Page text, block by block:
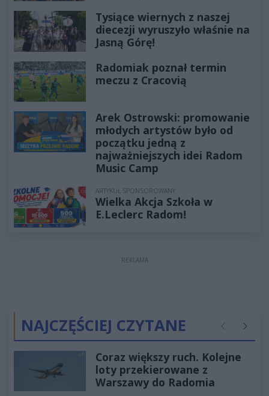
Tysiące wiernych z naszej
diecezji wyruszyło właśnie na
Jasną Górę!
Radomiak poznał termin
meczu z Cracovią
Arek Ostrowski: promowanie
młodych artystów było od
początku jedną z
najważniejszych idei Radom
Music Camp
ARTYKUŁ SPONSOROWANY
Wielka Akcja Szkoła w
E.Leclerc Radom!
REKLAMA
NAJCZĘŚCIEJ CZYTANE Poprzednie
Coraz większy ruch. Kolejne
loty przekierowane z
Warszawy do Radomia